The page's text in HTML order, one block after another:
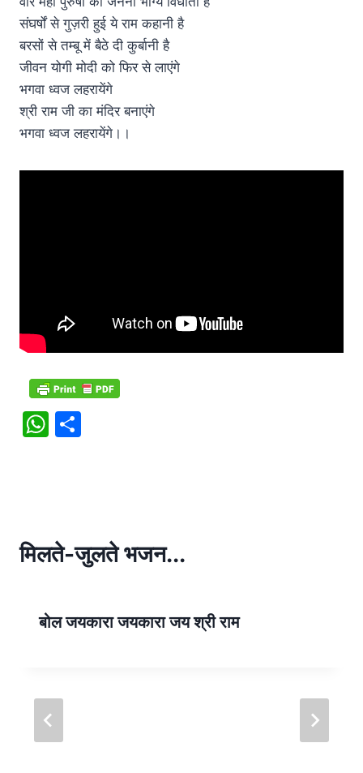
संघर्षों से गुज़री हुई ये राम कहानी है
बरसों से तम्बू में बैठे दी कुर्बानी है
जीवन योगी मोदी को फिर से लाएंगे
भगवा ध्वज लहरायेंगे
श्री राम जी का मंदिर बनाएंगे
भगवा ध्वज लहरायेंगे।।
W
p
मिलते-जुलते भजन...
बोल जयकारा जयकारा जय श्री राम